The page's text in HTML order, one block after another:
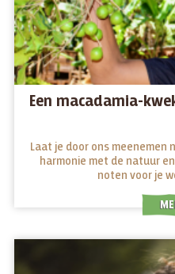
Een macadamia-
Laat je door ons meenemen
harmonie met de natuur
noten voor je